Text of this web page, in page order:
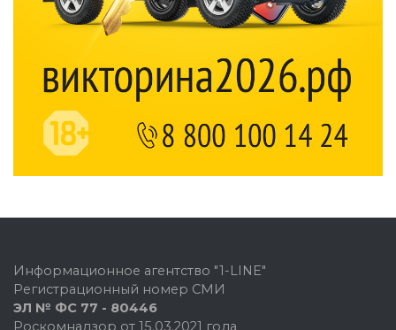
Информационное агентство "1-LINE"
Регистрационный номер СМИ
ЭЛ № ФС 77 - 80446
Роскомнадзор от 15.03.2021 года